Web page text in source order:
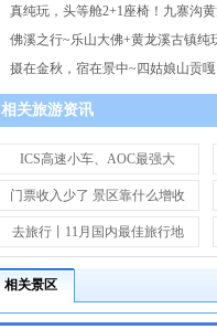
真纯玩，头等舱2+1座椅！九寨沟
佛溪之行~乐山大佛+黄龙溪古镇纯
摄在金秋，宿在景中~四姑娘山贡
+中
相关旅游资讯
ICS高速小车、AOC最强大
门票收入少了 景区靠什么增收
去旅行丨11月国内最佳旅行地
相关景区